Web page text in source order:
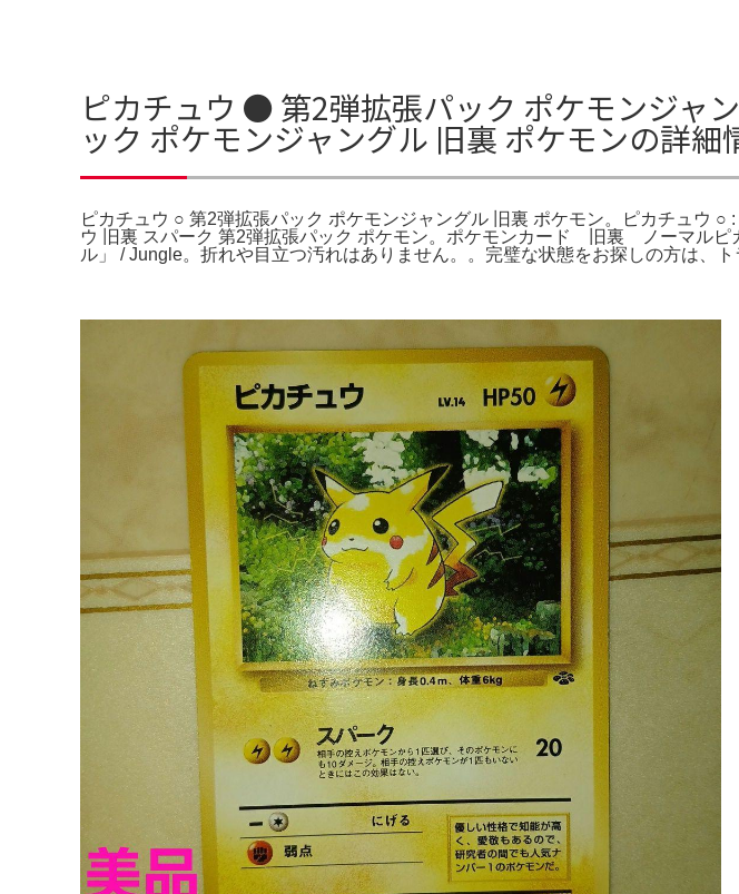
ピカチュウ ● 第2弾拡張パック ポケモンジ
ック ポケモンジャングル 旧裏 ポケモンの詳細
ピカチュウ ○ 第2弾拡張パック ポケモンジャングル 旧裏 ポケモン。ピカチュウ
ウ 旧裏 スパーク 第2弾拡張パック ポケモン。ポケモンカード 旧裏 ノーマルピ
ル」 / Jungle。折れや目立つ汚れはありません。。完璧な状態をお探しの方は、